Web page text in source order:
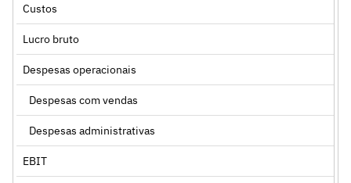
Custos
Lucro bruto
Despesas operacionais
Despesas com vendas
Despesas administrativas
EBIT